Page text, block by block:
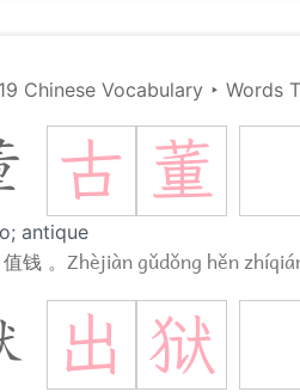
Chinese Vocabulary ‣ Words
古 董
antique
钱 。 Zhèjiàn gǔdǒng hěn
出 狱